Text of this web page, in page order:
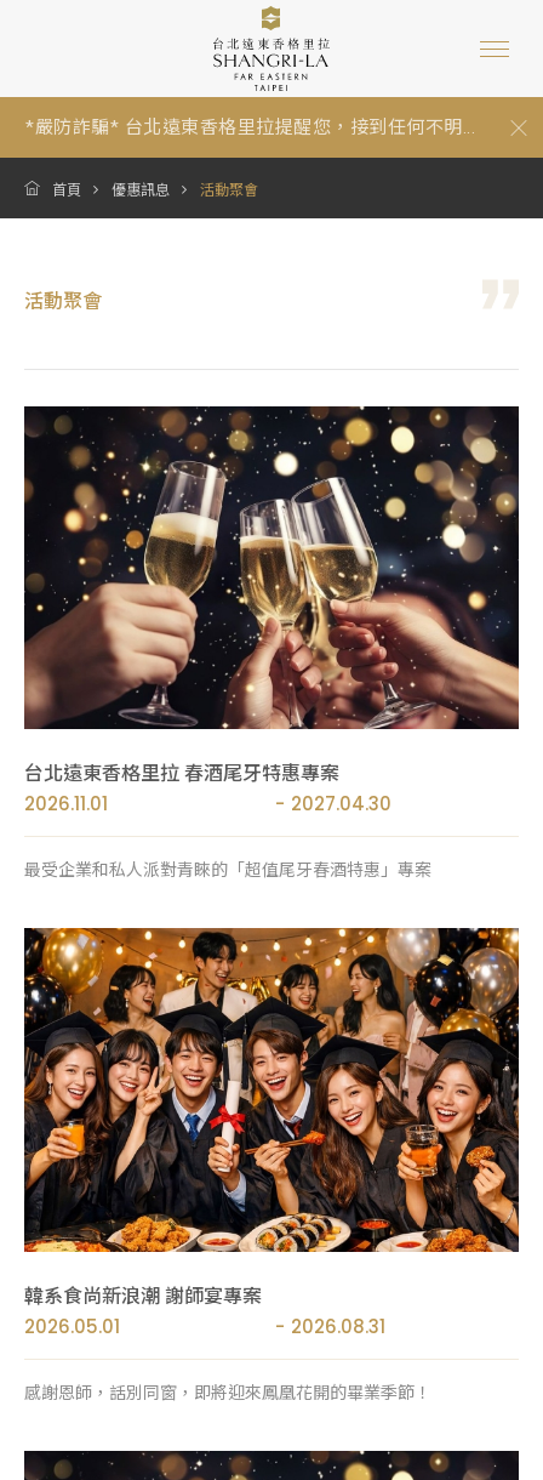
活動聚會
台北遠東香格里拉 春酒尾牙特惠專案
2026.11.01 2027.04.30
最受企業和私人派對青睞的「超值尾牙春酒特惠」專案
韓系食尚新浪潮 謝師宴專案
2026.05.01 2026.08.31
感謝恩師，話別同窗，即將迎來鳳凰花開的畢業季節！
首頁 優惠訊息 活動聚會
*嚴防詐騙* 台北遠東香格里拉提醒您，接到任何不明...
【暑假期間泳池營運與年度維修調整通知 Summer P...
跟著香格里拉一起環保愛地球：為因應《中華民國環...
*嚴防詐騙* 台北遠東香格里拉提醒您，接到任何不明...
【暑假期間泳池營運與年度維修調整通知 Summer P...